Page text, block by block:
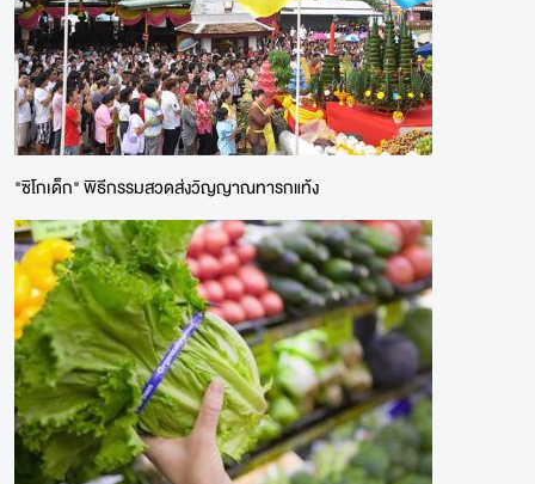
"ซิโกเด็ก" พิธีกรรมสวดส่งวิญญาณทารกแท้ง